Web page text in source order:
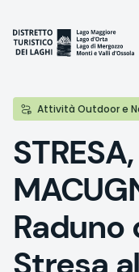
main
content
Attività Outdoor e
STRESA,
Raduno